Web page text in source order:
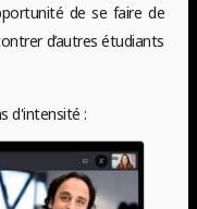
de se faire de
d’autres étudiants
d'intensité :